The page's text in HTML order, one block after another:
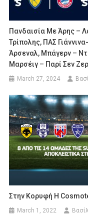
Πανδαισία Με Άρης –
Τρίπολης, ΠΑΣ
Άρσεναλ, Μπάγερν –
Μαρσέιγ – Παρί Σεν
March 27, 2024
Στην Κορυφή Η
March 1, 2022